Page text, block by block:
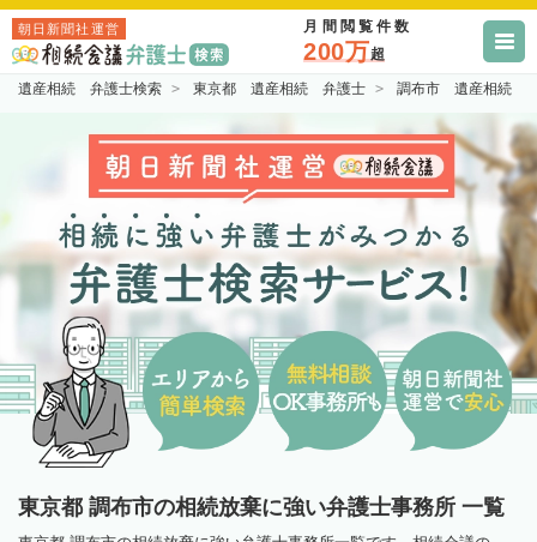
朝日新聞社運営 月間閲覧件数
200万超
遺産相続 弁護士検索 東京都 遺産相続 弁護士 調布市 遺産相続
東京都 調布市の相続放棄に強い弁護士事務所 一覧